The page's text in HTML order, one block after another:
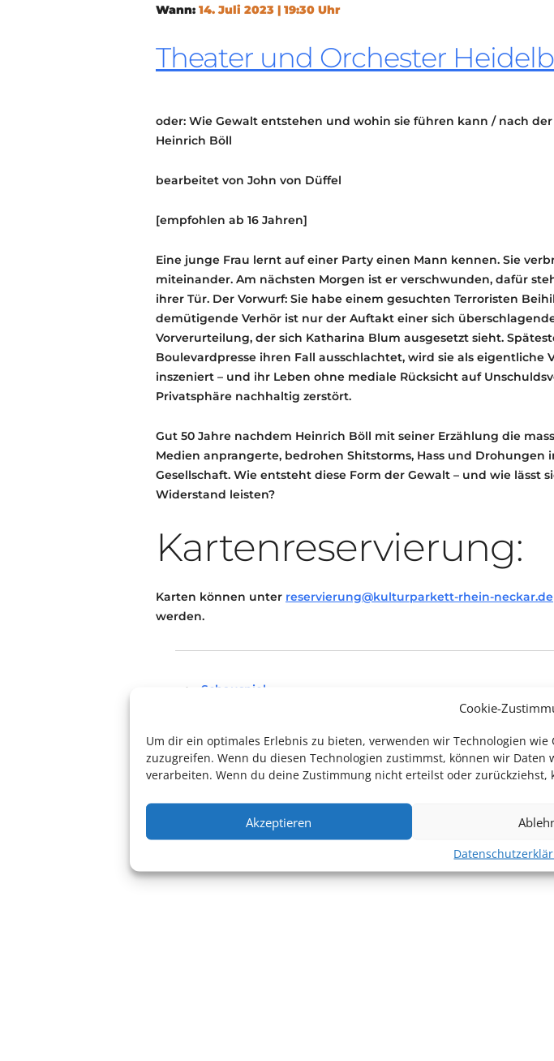
Cookie-
Um dir ein optimales Erlebnis zu bieten, verwenden wir Technologien
zuzugreifen. Wenn du diesen Technologien zustimmst, können wir
verarbeiten. Wenn du deine Zustimmung nicht erteilst oder
Akzeptieren
TRANSPARENZ
BEANTRAGEN
Wann: 14. Juli 2023 | 19:30 Uhr
Theater und Orchester
oder: Wie Gewalt entstehen und wohin sie führen kann / nach
Heinrich Böll
bearbeitet von John von Düffel
[empfohlen ab 16 Jahren]
Eine junge Frau lernt auf einer Party einen Mann kennen. Sie
miteinander. Am nächsten Morgen ist er verschwunden, dafür
ihrer Tür. Der Vorwurf: Sie habe einem gesuchten Terroristen
demütigende Verhör ist nur der Auftakt einer sich
Vorverurteilung, der sich Katharina Blum ausgesetzt sieht.
Boulevardpresse ihren Fall ausschlachtet, wird sie als eigentliche
inszeniert – und ihr Leben ohne mediale Rücksicht auf
Privatsphäre nachhaltig zerstört.
Gut 50 Jahre nachdem Heinrich Böll mit seiner Erzählung die
Medien anprangerte, bedrohen Shitstorms, Hass und Drohungen
Gesellschaft. Wie entsteht diese Form der Gewalt – und wie lässt
Widerstand leisten?
Kartenreservierung:
Karten können unter reservierung@kulturparkett-rhein-neckar.de
werden.
Schauspiel